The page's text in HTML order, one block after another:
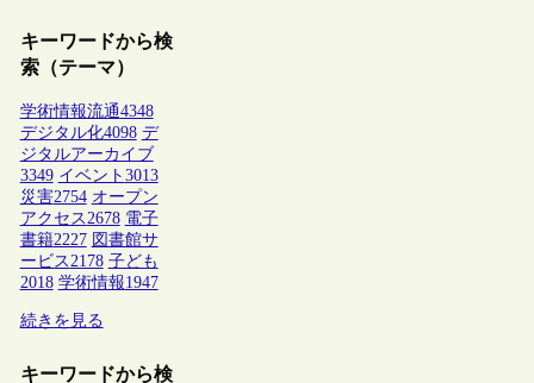
キーワードから検
索（テーマ）
学術情報流通4348
デジタル化4098 デ
ジタルアーカイブ
3349 イベント 3013
災害2754 オープン
アクセス 2678 電子
書籍2227 図書館サ
ービス 2178 子ども
2018 学術情報1947
続きを見る
キーワードから検